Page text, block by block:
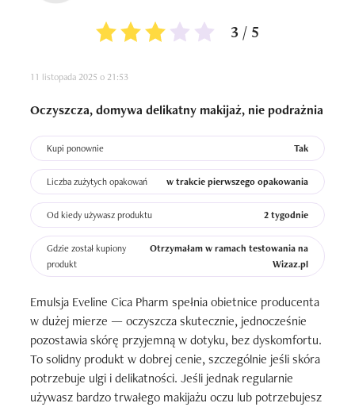
3 / 5
11 listopada 2025 o 21:53
Oczyszcza, domywa delikatny makijaż, nie podrażnia
Kupi ponownie Tak
Liczba zużytych opakowań w trakcie pierwszego opakowania
Od kiedy używasz produktu 2 tygodnie
Gdzie został kupiony
produkt
Otrzymałam w ramach testowania na
Wizaz.pl
Emulsja Eveline Cica Pharm spełnia obietnice producenta
w dużej mierze — oczyszcza skutecznie, jednocześnie
pozostawia skórę przyjemną w dotyku, bez dyskomfortu.
To solidny produkt w dobrej cenie, szczególnie jeśli skóra
potrzebuje ulgi i delikatności. Jeśli jednak regularnie
używasz bardzo trwałego makijażu oczu lub potrzebujesz